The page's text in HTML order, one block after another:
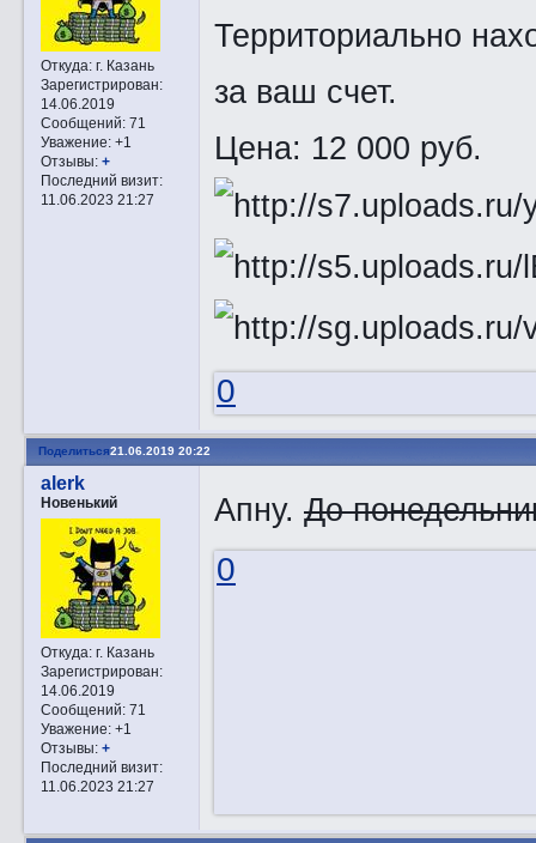
Откуда:г. Казань
Зарегистрирован:
14.06.2019
Сообщений:71
Уважение: +1
Отзывы: +
Последний визит:
11.06.2023 21:27
Территориально
за ваш счет.
Цена: 12 000 руб.
0
Поделиться21.06.2019 20:22
alerk
Новенький
Откуда:г. Казань
Зарегистрирован:
14.06.2019
Сообщений:71
Уважение: +1
Отзывы: +
Последний визит:
11.06.2023 21:27
Апну. До
0